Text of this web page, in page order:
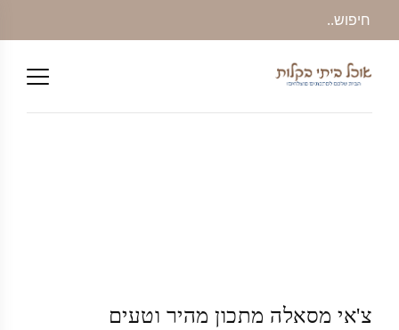
צ'אי מסאלה מתכון מהיר וטעים